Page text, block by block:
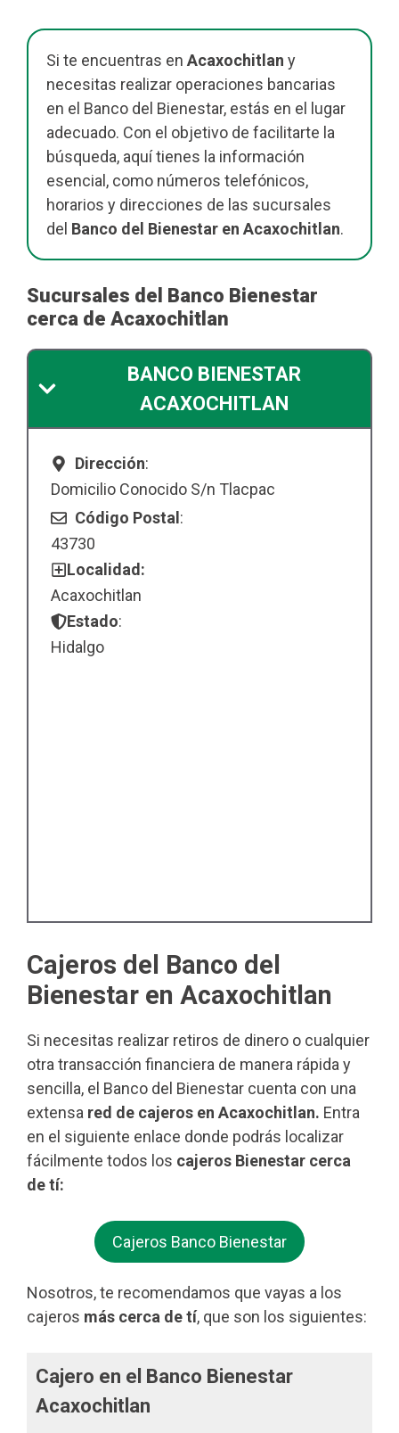
Si te encuentras en Acaxochitlan y
necesitas realizar operaciones bancarias
en el Banco del Bienestar, estás en el lugar
adecuado. Con el objetivo de facilitarte la
búsqueda, aquí tienes la información
esencial, como números telefónicos,
horarios y direcciones de las sucursales
del Banco del Bienestar en Acaxochitlan.
Sucursales del Banco Bienestar
cerca de Acaxochitlan
BANCO BIENESTAR
ACAXOCHITLAN
Dirección:
Domicilio Conocido S/n Tlacpac
Código Postal :
43730
Localidad:
Acaxochitlan
Estado:
Hidalgo
Cajeros del Banco del
Bienestar en Acaxochitlan
Si necesitas realizar retiros de dinero o cualquier
otra transacción financiera de manera rápida y
sencilla, el Banco del Bienestar cuenta con una
extensa red de cajeros en Acaxochitlan. Entra
en el siguiente enlace donde podrás localizar
fácilmente todos los cajeros Bienestar cerca
de tí:
Cajeros Banco Bienestar
Nosotros, te recomendamos que vayas a los
cajeros más cerca de tí, que son los siguientes:
Cajero en el Banco Bienestar
Acaxochitlan